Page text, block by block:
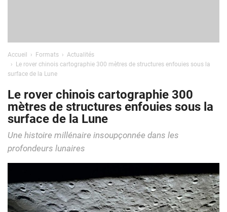
Accueil Formats
Actualités
Le rover chinois cartographie 300 mètres de structures enfouies sous la
surface de la Lune
Le rover chinois cartographie 300
mètres de structures enfouies sous la
surface de la Lune
Une histoire millénaire insoupçonnée dans les
profondeurs lunaires